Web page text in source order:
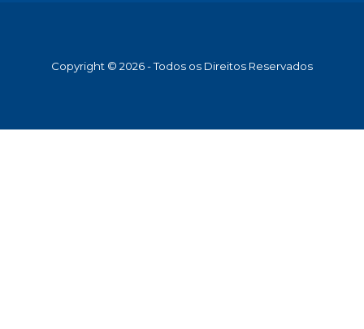
Copyright © 2026 - Todos os Direitos Reservados